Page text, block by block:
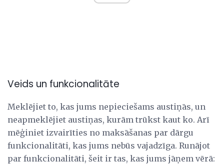
Veids un funkcionalitāte
Meklējiet to, kas jums nepieciešams austiņās, un
neapmeklējiet austiņas, kurām trūkst kaut ko. Arī
mēģiniet izvairīties no maksāšanas par dārgu
funkcionalitāti, kas jums nebūs vajadzīga. Runājot
par funkcionalitāti, šeit ir tas, kas jums jāņem vērā: